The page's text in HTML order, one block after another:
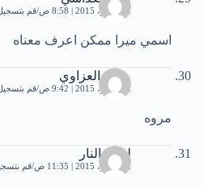
2 نوفمبر، 2015 | 8:58 ص قم
اسمي ميرا ممكن اعرف معناه
مروه العزاوي
2 نوفمبر، 2015 | 9:42 ص قم
مروه
لهيب النار
2 نوفمبر، 2015 | 11:35 ص قم